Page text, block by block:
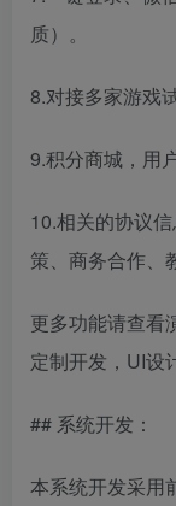
质）。
8.对接多家游戏
9.积分商城，用
10.相关的协议
策、商务合作、
更多功能请查看
定制开发，UI设
## 系统开发：
本系统开发采用